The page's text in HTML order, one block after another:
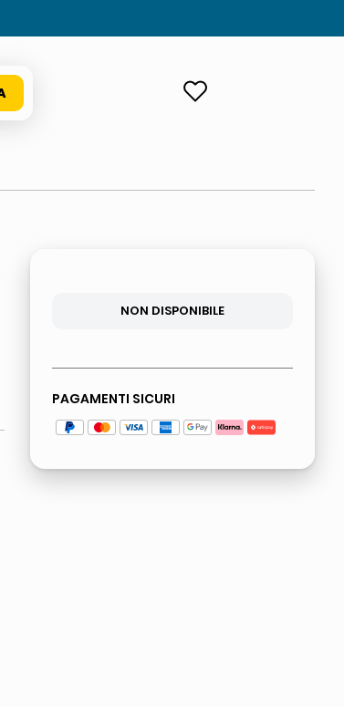
NON DISPONIBILE
PAGAMENTI SICURI